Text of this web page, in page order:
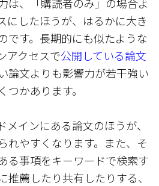
にしたほうが、はるかに大き
です。長期的にも似たような
アクセスで公開している論文
論文よりも影響力が若干強い
かあります。
メインにある論文のほうが、
れやすくなります。また、そ
る事項をキーワードで検索す
推薦したり共有したりする、